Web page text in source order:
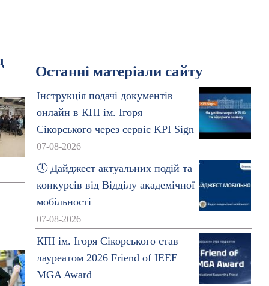
Останні матеріали сайту
Інструкція подачі документів
онлайн в КПІ ім. Ігоря
Сікорського через сервіс KPI Sign
07-08-2026
🕔 Дайджест актуальних подій та
конкурсів від Відділу академічної
мобільності
07-08-2026
КПІ ім. Ігоря Сікорського став
лауреатом 2026 Friend of IEEE
MGA Award